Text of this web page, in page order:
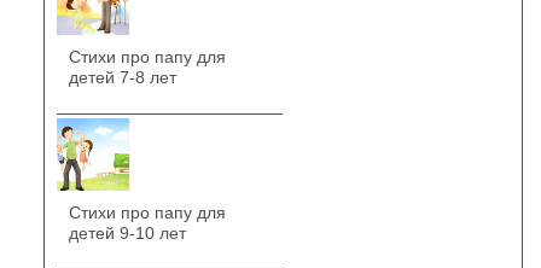
Стихи про папу для
детей 7-8 лет
Стихи про папу для
детей 9-10 лет